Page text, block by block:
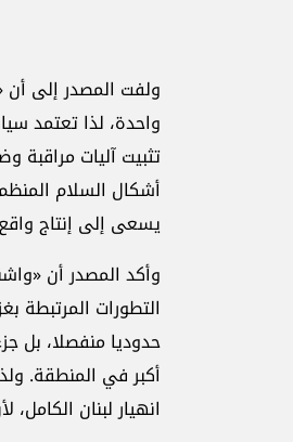
ولفت المصدر إلى أن
واحدة، لذا تعتمد
تثبيت آليات
أشكال السلام
يسعى إلى إنتاج
وأكد المصدر أن
التطورات المرتبطة
حدوديا منفصلا، بل
أكبر في المنطقة.
انهيار لبنان